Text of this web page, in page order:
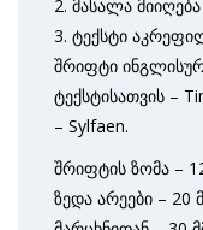
2. მასალა
3. ტექსტი
შრიფტი
ტექსტისათვის –
– Sylfaen.
შრიფტის ზომა –
ზედა არეები – 20